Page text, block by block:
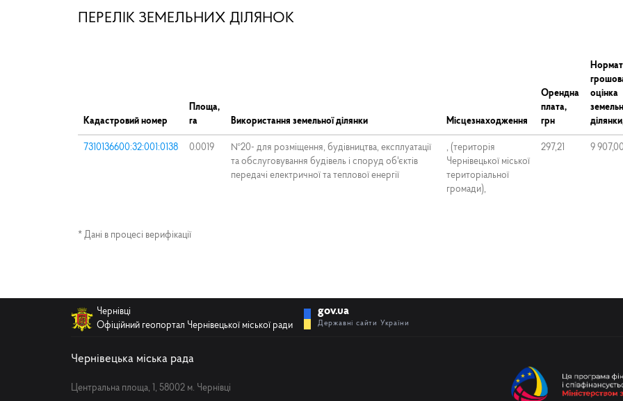
ПЕРЕЛІК ЗЕМЕЛЬНИХ ДІЛЯНОК
Кадастровий номер
Площа,
га
Використання земельної ділянки Місцезнаходження
Орендна
плата,
грн
оцінка
7310136600:32:001:0138 0.0019
№20- для розміщення, будівництва, експлуатації
та обслуговування будівель і споруд об'єктів
передачі електричної та теплової енергії
, (територія
Чернівецької міської
територіальної
громади),
297,21 9 907,00
* Дані в процесі верифікації
Чернівці
Офіційний геопортал Чернівецької міської ради
gov.ua
Державні сайти України
Чернівецька міська рада
Центральна площа, 1, 58002 м. Чернівці